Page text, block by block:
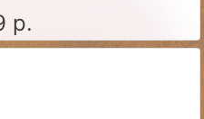
р.